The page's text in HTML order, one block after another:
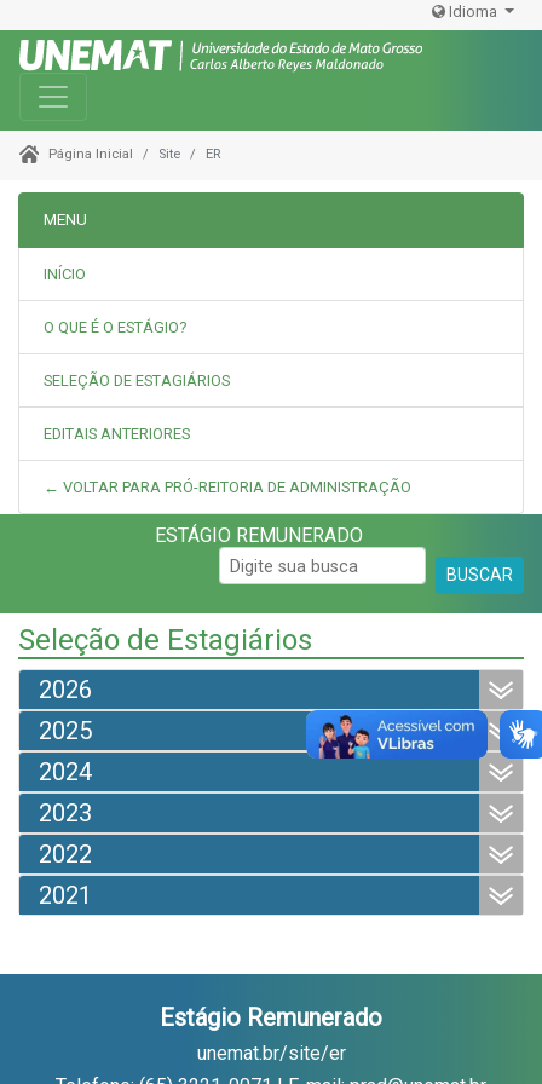
Idioma
Toggle navigation
Página Inicial Site ER
MENU
INÍCIO
O QUE É O ESTÁGIO?
SELEÇÃO DE ESTAGIÁRIOS
EDITAIS ANTERIORES
← VOLTAR PARA PRÓ-REITORIA DE ADMINISTRAÇÃO
ESTÁGIO REMUNERADO
BUSCAR
Seleção de Estagiários
2026
2025
2024
2023
2022
2021
Estágio Remunerado
unemat.br/site/er